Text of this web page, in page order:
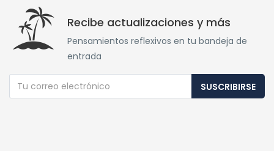
Recibe actualizaciones y más
Pensamientos reflexivos en tu bandeja de
entrada
SUSCRIBIRSE